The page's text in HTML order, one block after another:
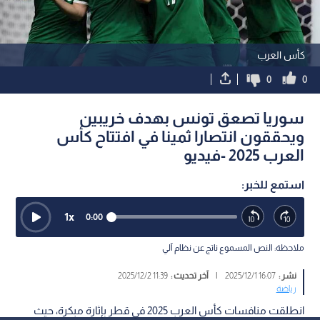
كأس العرب
0
0
سوريا تصعق تونس بهدف خريبين
ويحققون انتصارا ثمينا في افتتاح كأس
العرب 2025 -فيديو
استمع للخبر:
0:00
1x
ملاحظة: النص المسموع ناتج عن نظام آلي
نشر :16:07 2025/12/1
| آخر تحديث :11:39 2025/12/2
رياضة
انطلقت منافسات كأس العرب 2025 في قطر بإثارة مبكرة، حيث